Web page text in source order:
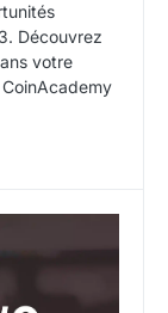
Découvrez
votre